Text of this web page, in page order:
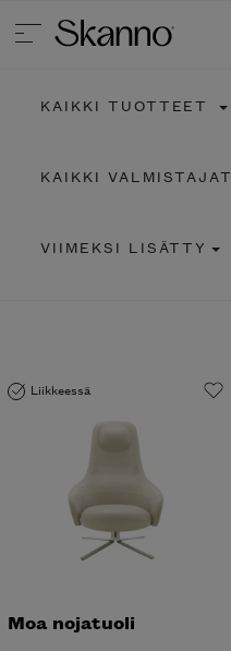
KAIKKI TUOTTEET
KAIKKI VALMISTAJAT
VIIMEKSI LISÄTTY
Liikkeessä
Moa nojatuoli